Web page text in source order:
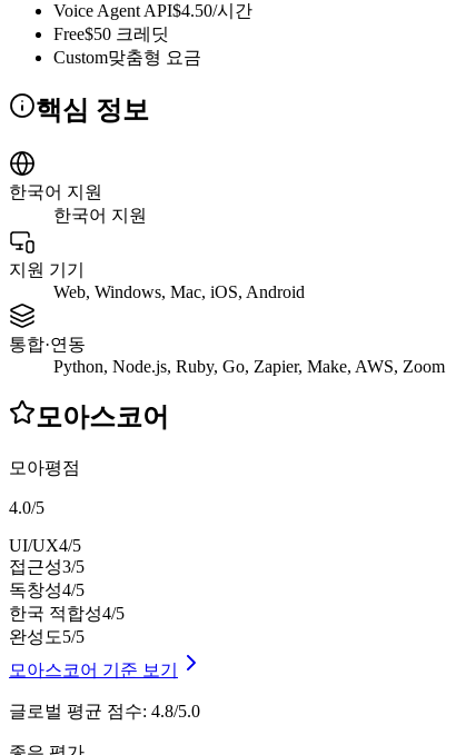
Voice Agent API$4.50/시간
Free$50 크레딧
Custom맞춤형 요금
핵심 정보
한국어 지원
한국어 지원
지원 기기
Web, Windows, Mac, iOS, Android
통합·연동
Python, Node.js, Ruby, Go, Zapier, Make, AWS, Zoom
모아스코어
모아평점
4.0/5
UI/UX4/5
접근성3/5
독창성4/5
한국 적합성4/5
완성도5/5
모아스코어 기준 보기
글로벌 평균 점수: 4.8/5.0